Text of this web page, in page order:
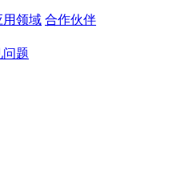
用领域 合作伙伴
问题